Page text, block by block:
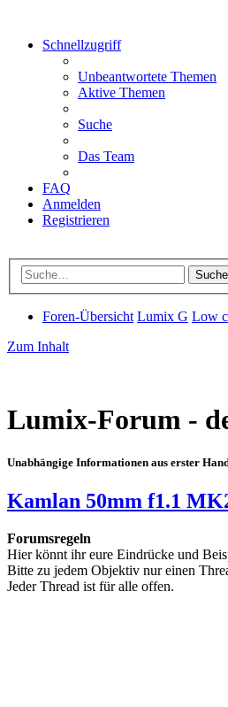
Schnellzugriff
Unbeantwortete Themen
Aktive Themen
Suche
Das Team
FAQ
Anmelden
Registrieren
Suche
Foren-Übersicht Lumix G Low
Zum Inhalt
Lumix-Forum -
Unabhängige Informationen aus erster
Kamlan 50mm f1.1
Forumsregeln
Hier könnt ihr eure Eindrücke und
Bitte zu jedem Objektiv nur einen
Jeder Thread ist für alle offen.